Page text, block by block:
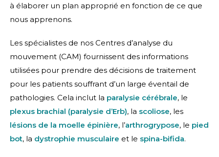
à élaborer un plan approprié en fonction de ce que
nous apprenons.
Les spécialistes de nos Centres d’analyse du
mouvement (CAM) fournissent des informations
utilisées pour prendre des décisions de traitement
pour les patients souffrant d’un large éventail de
pathologies. Cela inclut la paralysie cérébrale, le
plexus brachial (paralysie d’Erb), la scoliose, les
lésions de la moelle épinière, l’arthrogrypose, le pied
bot, la dystrophie musculaire et le spina-bifida.